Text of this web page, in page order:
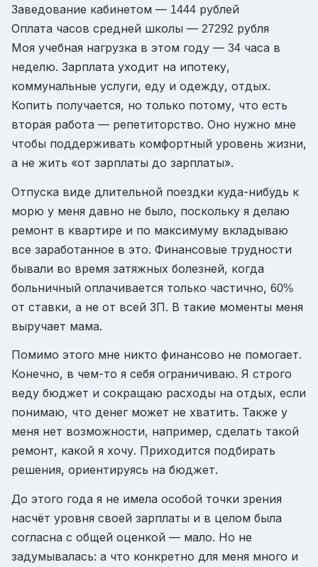
Заведование кабинетом — 1444 рублей
Оплата часов средней школы — 27292 рубля
Моя учебная нагрузка в этом году — 34 часа в
неделю. Зарплата уходит на ипотеку,
коммунальные услуги, еду и одежду, отдых.
Копить получается, но только потому, что есть
вторая работа — репетиторство. Оно нужно мне
чтобы поддерживать комфортный уровень жизни,
а не жить «от зарплаты до зарплаты».
Отпуска виде длительной поездки куда-нибудь к
морю у меня давно не было, поскольку я делаю
ремонт в квартире и по максимуму вкладываю
все заработанное в это. Финансовые трудности
бывали во время затяжных болезней, когда
больничный оплачивается только частично, 60%
от ставки, а не от всей ЗП. В такие моменты меня
выручает мама.
Помимо этого мне никто финансово не помогает.
Конечно, в чем-то я себя ограничиваю. Я строго
веду бюджет и сокращаю расходы на отдых, если
понимаю, что денег может не хватить. Также у
меня нет возможности, например, сделать такой
ремонт, какой я хочу. Приходится подбирать
решения, ориентируясь на бюджет.
До этого года я не имела особой точки зрения
насчёт уровня своей зарплаты и в целом была
согласна с общей оценкой — мало. Но не
задумывалась: а что конкретно для меня много и